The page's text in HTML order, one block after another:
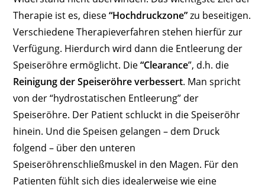
Therapie ist es, diese“Hochdruckzone”zu beseitigen.
Verschiedene Therapieverfahren stehen hierfür zur
Verfügung. Hierdurch wird dann die Entleerung der
Speiseröhre ermöglicht. Die“Clearance”, d.h. die
Reinigung der Speiseröhre verbessert. Man spricht
von der “hydrostatischen Entleerung” der
Speiseröhre. Der Patient schluckt in die Speiseröhr
hinein. Und die Speisen gelangen – dem Druck
folgend – über den unteren
Speiseröhrenschließmuskel in den Magen. Für den
Patienten fühlt sich dies idealerweise wie eine